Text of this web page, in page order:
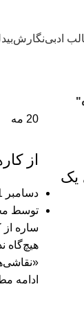
ادبینگارش
یک
20 مه
از
دسامبر 11, 2021
توسط
ساره
هیچ‌گاه
ادامه